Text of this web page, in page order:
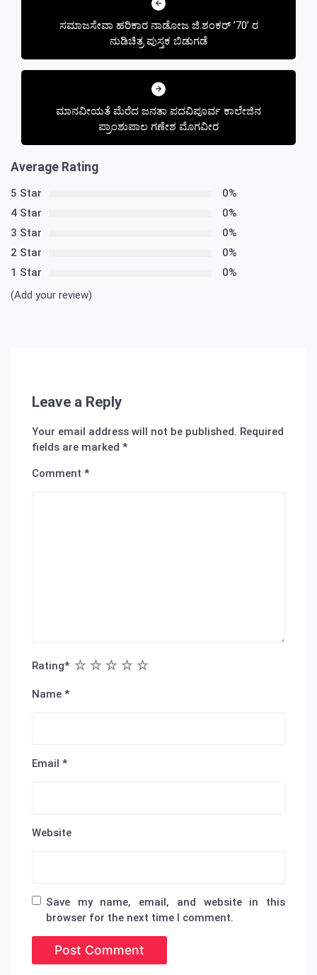
ಸಮಾಜಸೇವಾ ಹರಿಕಾರ ನಾಡೋಜ ಜಿ.ಶಂಕರ್ ’70’ ರ
ನುಡಿಚಿತ್ರ ಪುಸ್ತಕ ಬಿಡುಗಡೆ
ಮಾನವೀಯತೆ ಮೆರೆದ ಜನತಾ ಪದವಿಪೂರ್ವ ಕಾಲೇಜಿನ
ಪ್ರಾಂಶುಪಾಲ ಗಣೇಶ ಮೊಗವೀರ
Average Rating
5 Star
0%
4 Star
0%
3 Star
0%
2 Star
0%
1 Star
0%
(Add your review)
Leave a Reply
Your email address will not be published. Required
fields are marked *
Comment *
Rating* 5
4
3
2
1
Name *
Email *
Website
Save my name, email, and website in this
browser for the next time I comment.